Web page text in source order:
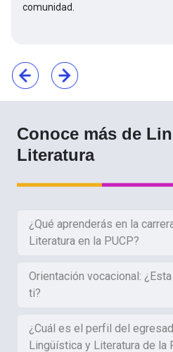
comunidad.
Conoce más de
Literatura
¿Qué aprenderás en la
Literatura en la PUCP?
Orientación vocacional:
ti?
¿Cuál es el perfil del
Lingüística y Literatura de la